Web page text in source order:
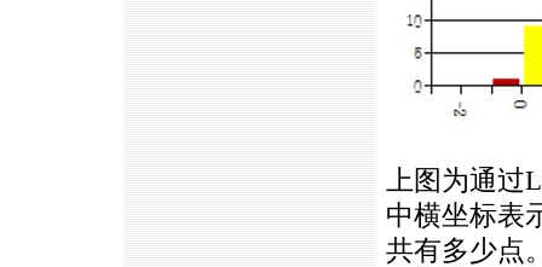
上图为通过
中横坐标表
共有多少点